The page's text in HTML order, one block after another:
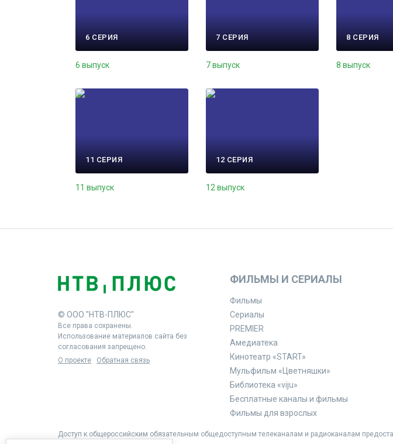
6 СЕРИЯ
6 выпуск
7 СЕРИЯ
7 выпуск
8 СЕРИЯ
8 выпуск
11 СЕРИЯ
11 выпуск
12 СЕРИЯ
12 выпуск
© ООО "НТВ-ПЛЮС"
Все права сохранены.
Использование материалов сайта без
согласования запрещено.
О проекте
Обратная связь
ФИЛЬМЫ И СЕРИАЛЫ
Фильмы
Сериалы
PREMIER
Амедиатека
Кинотеатр «START»
Мульфильм «Цветняшки»
Библиотека «viju»
Бесплатные каналы и фильмы
Фильмы для взрослых
Доступ к общероссийским обязательным общедоступным телеканалам и радиоканалам